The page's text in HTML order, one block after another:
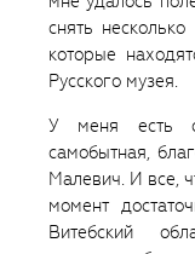
снять
которые
Русского музея.
У меня есть
самобытная,
Малевич. И все,
момент
Витебский